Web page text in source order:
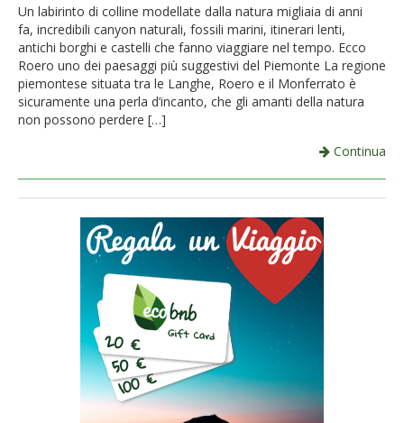
Un labirinto di colline modellate dalla natura migliaia di anni
fa, incredibili canyon naturali, fossili marini, itinerari lenti,
antichi borghi e castelli che fanno viaggiare nel tempo. Ecco
Roero uno dei paesaggi più suggestivi del Piemonte La regione
piemontese situata tra le Langhe, Roero e il Monferrato è
sicuramente una perla d’incanto, che gli amanti della natura
non possono perdere […]
Continua